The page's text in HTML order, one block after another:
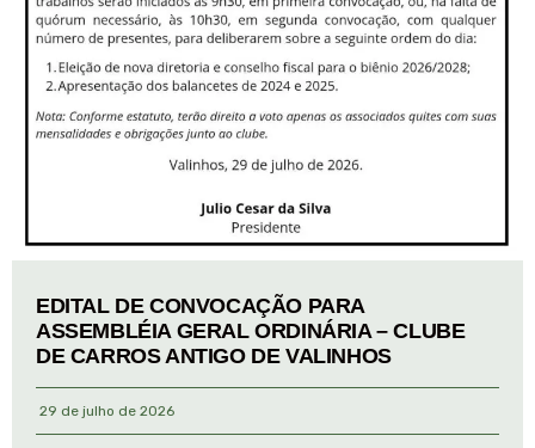
EDITAL DE CONVOCAÇÃO PARA
ASSEMBLÉIA GERAL ORDINÁRIA – CLUBE
DE CARROS ANTIGO DE VALINHOS
29 de julho de 2026